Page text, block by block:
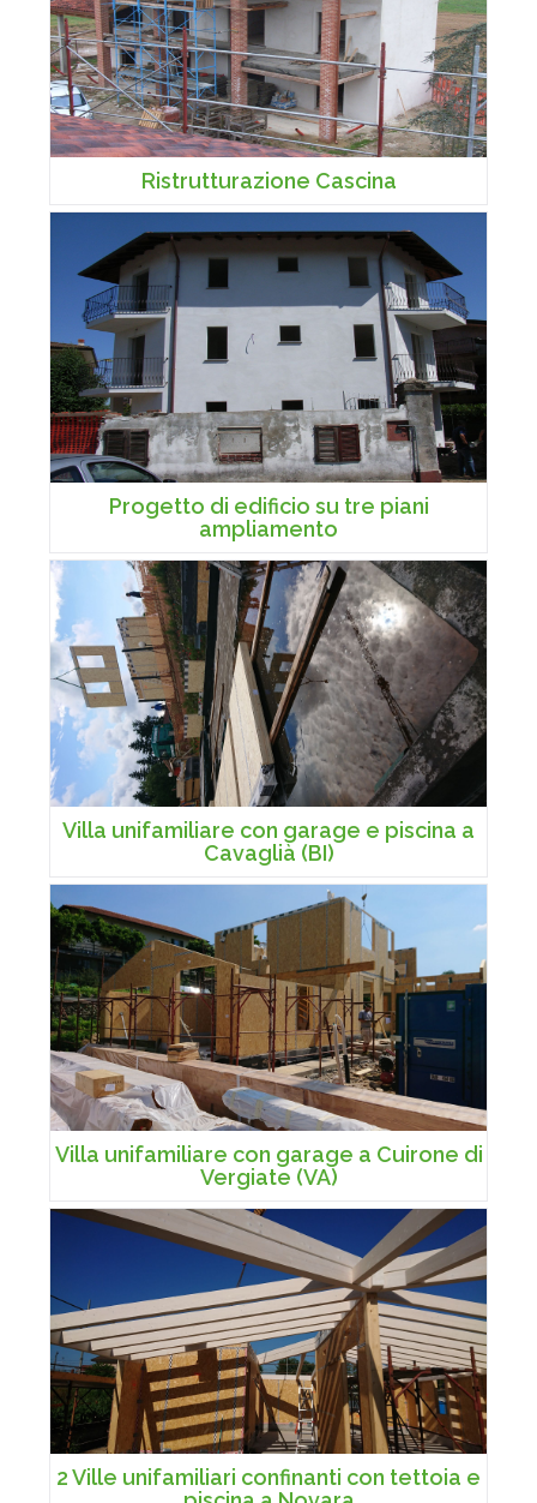
Ristrutturazione Cascina
Progetto di edificio su tre piani
ampliamento
Villa unifamiliare con garage e piscina a
Cavaglià (BI)
Villa unifamiliare con garage a Cuirone di
Vergiate (VA)
2 Ville unifamiliari confinanti con tettoia e